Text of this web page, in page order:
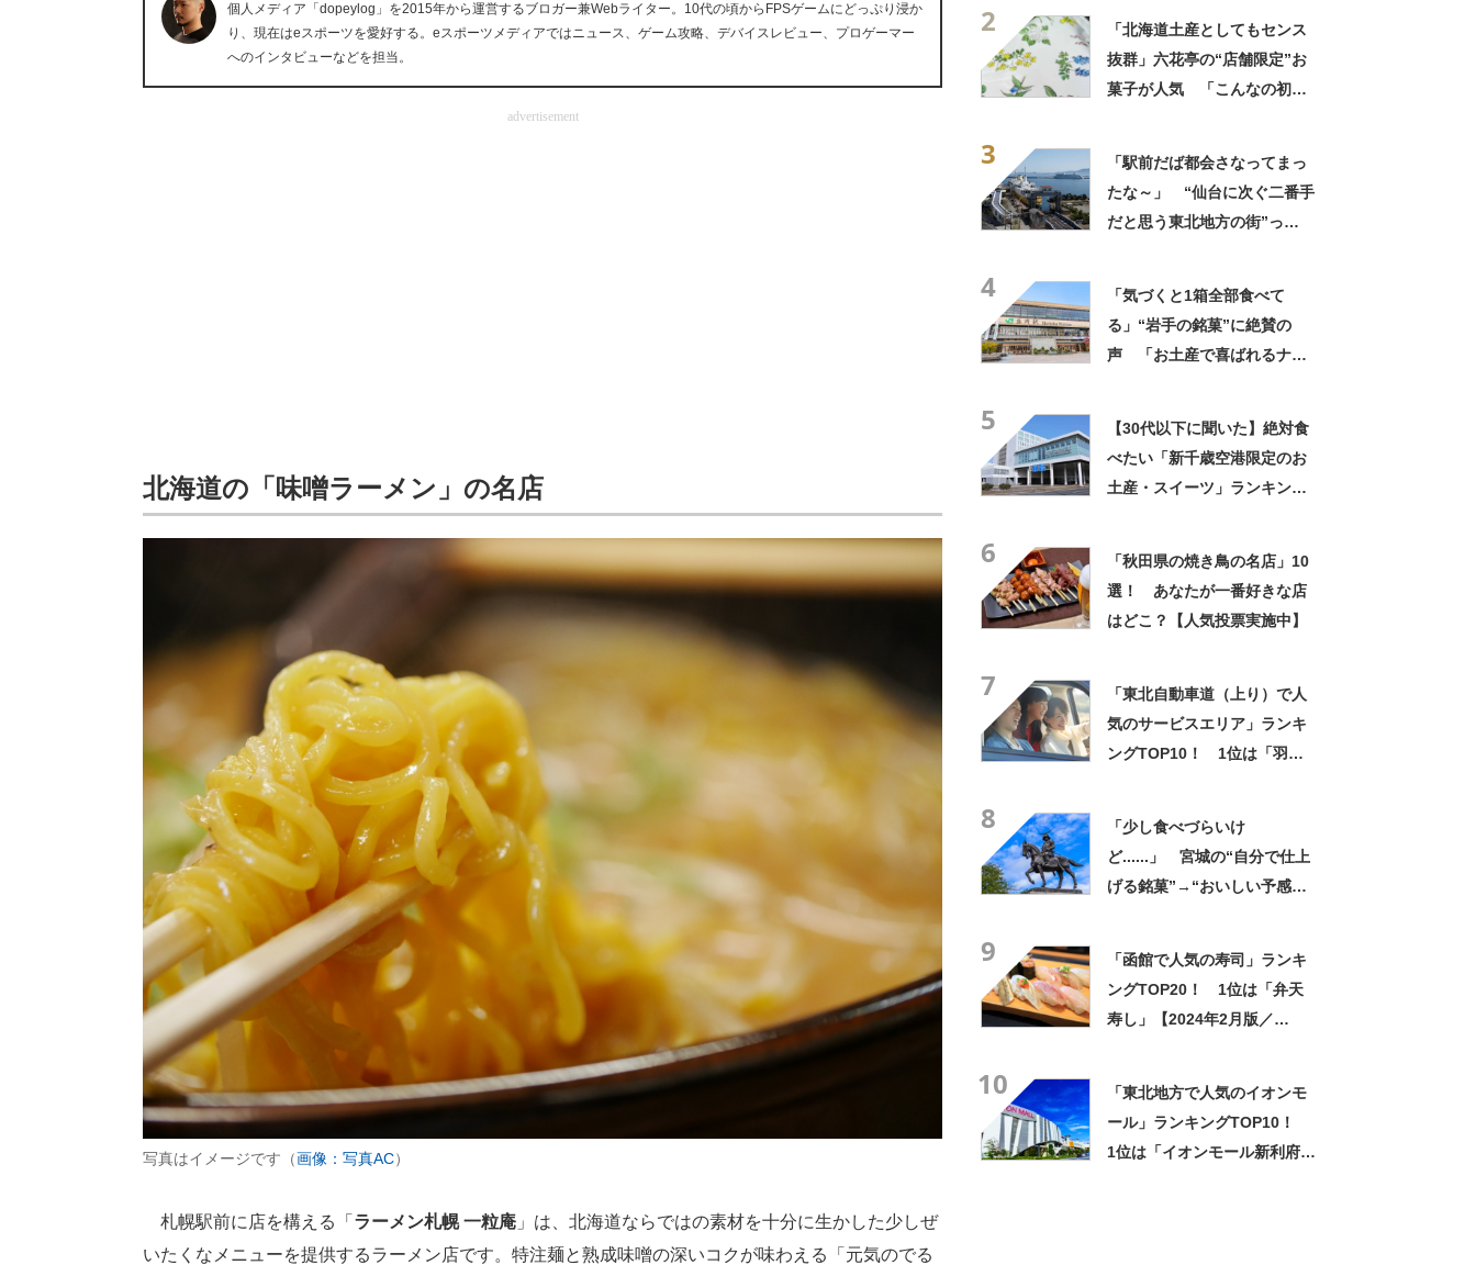
個人メディア「dopeylog」を2015年から運営するブロガー兼Webライター。10代の頃からFPSゲームにどっぷり浸か
り、現在はeスポーツを愛好する。eスポーツメディアではニュース、ゲーム攻略、デバイスレビュー、プロゲーマー
へのインタビューなどを担当。
advertisement
北海道の「味噌ラーメン」の名店
写真はイメージです（画像：写真AC）
札幌駅前に店を構える「 ラーメン札幌 一粒庵 」は、北海道ならではの素材を十分に生かした少しぜ
いたくなメニューを提供するラーメン店です。特注麺と熟成味噌の深いコクが味わえる「元気のでる
2
「北海道土産としてもセンス
抜群」六花亭の“店舗限定”お
菓子が人気 「こんなの初め
3
「駅前だば都会さなってまっ
たな～」 “仙台に次ぐ二番手
だと思う東北地方の街”っ
4
「気づくと1箱全部食べて
る」“岩手の銘菓”に絶賛の
声 「お土産で喜ばれるナン
5
【30代以下に聞いた】絶対食
べたい「新千歳空港限定のお
土産・スイーツ」ランキング
6
「秋田県の焼き鳥の名店」10
選！ あなたが一番好きな店
はどこ？【人気投票実施中】
7
「東北自動車道（上り）で人
気のサービスエリア」ランキ
ングTOP10！ 1位は「羽生
8
「少し食べづらいけ
ど......」 宮城の“自分で仕上
げる銘菓”→“おいしい予感し
9
「函館で人気の寿司」ランキ
ングTOP20！ 1位は「弁天
寿し」【2024年2月版／
10
「東北地方で人気のイオンモ
ール」ランキングTOP10！
1位は「イオンモール新利府」